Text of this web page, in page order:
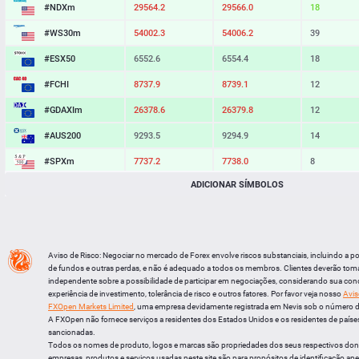
#NDXm 29564.0 29565.7 17
#WS30m 54001.3 54005.2 39
#ESX50 6552.6 6554.4 18
#FCHI 8737.9 8739.1 12
#GDAXIm 26378.6 26379.8 12
#AUS200 9293.5 9294.9 14
#SPXm 7737.2 7738.0 8
10955.9
LTCUSD 45.617 45.703 86
XRPUSD 1.03315 1.03465 150
ETHUSD 1916.804 1916.996 192
ADICIONAR SÍMBOLOS
Aviso de Risco: Negociar no mercado de Forex envolve riscos substanciais, incluindo a
de fundos e outras perdas, e não é adequado a todos os membros. Clientes deverão
independente sobre a possibilidade de participar em negociações, considerando sua
experiência de investimento, tolerância de risco e outros fatores. Por favor veja nosso
FXOpen Markets Limited , uma empresa devidamente registrada em Nevis sob o número
A FXOpen não fornece serviços a residentes dos Estados Unidos e os residentes de
sancionadas.
Todos os nomes de produto, logos e marcas são propriedades dos seus respectivos